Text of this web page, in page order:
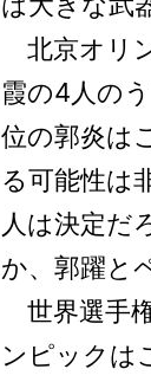
北京オリ
霞の4人の
位の郭炎は
る可能性は
人は決定だ
か、郭躍と
世界選手
ンピックは